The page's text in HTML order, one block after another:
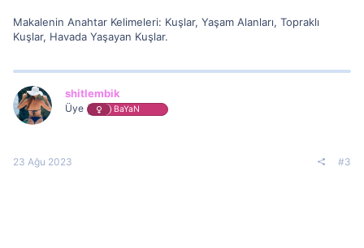
Makalenin Anahtar Kelimeleri: Kuşlar, Yaşam Alanları, Topraklı
Kuşlar, Havada Yaşayan Kuşlar.
shitlembik
Üye BaYaN
23 Ağu 2023 #3